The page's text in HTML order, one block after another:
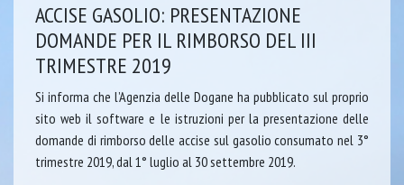
ACCISE GASOLIO: PRESENTAZIONE
DOMANDE PER IL RIMBORSO DEL III
TRIMESTRE 2019
Si informa che l’Agenzia delle Dogane ha pubblicato sul proprio
sito web il software e le istruzioni per la presentazione delle
domande di rimborso delle accise sul gasolio consumato nel 3°
trimestre 2019, dal 1° luglio al 30 settembre 2019.